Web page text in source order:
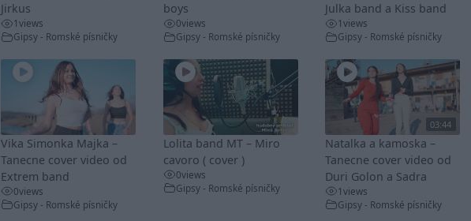
Jirkus
1views
Gipsy - Romské písničky
boys
0views
Gipsy - Romské písničky
Julka band a Kiss band
1views
Gipsy - Romské písničky
Vika Simonka Majka –
Tanecne cover video od
Extrem band
0views
Gipsy - Romské písničky
Lolita band MT – Miro
cavoro ( cover )
0views
Gipsy - Romské písničky
03:44
Natalka a kamoska –
Tanecne cover video od
Duri Golon a Sadra
1views
Gipsy - Romské písničky